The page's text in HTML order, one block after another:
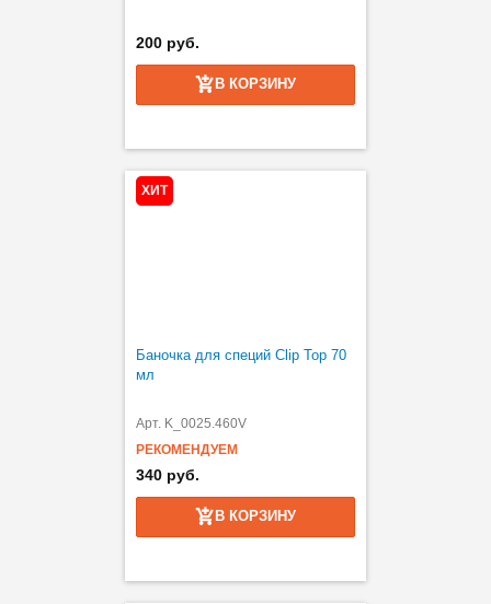
200 руб.
В КОРЗИНУ
ХИТ
Баночка для специй Clip Top 70
мл
Арт. K_0025.460V
РЕКОМЕНДУЕМ
340 руб.
В КОРЗИНУ